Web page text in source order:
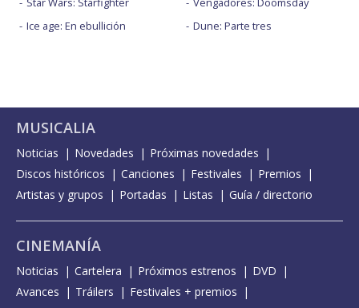
Ice age: En ebullición
Dune: Parte tres
MUSICALIA
Noticias Novedades
Próximas novedades
Discos históricos
Canciones Festivales
Premios
Artistas y grupos
Portadas Listas Guía / directorio
CINEMANÍA
Noticias Cartelera Próximos estrenos
DVD
Avances
Tráilers
Festivales + premios